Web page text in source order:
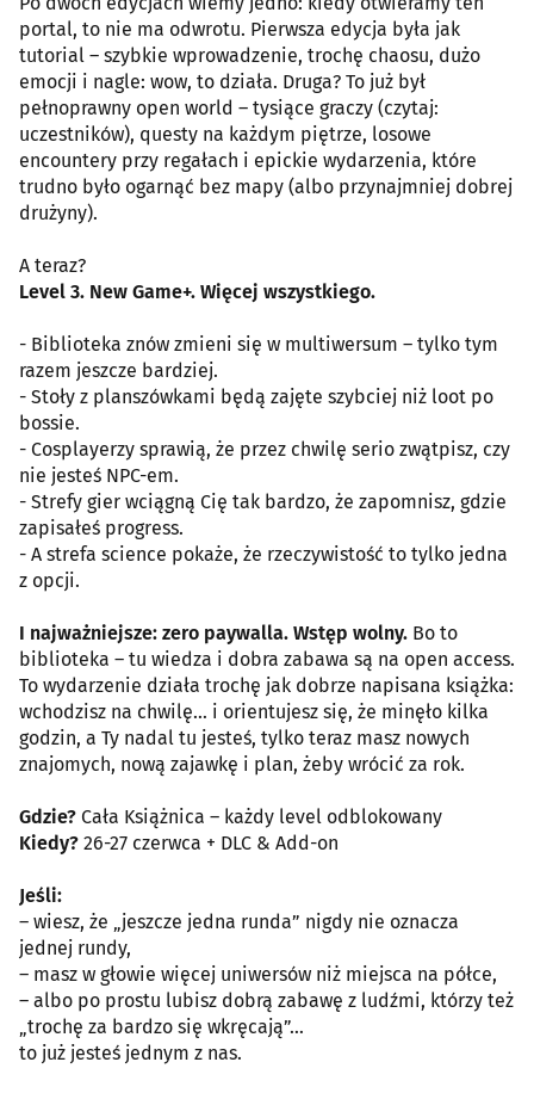
portal, to nie ma odwrotu. Pierwsza edycja była jak
tutorial – szybkie wprowadzenie, trochę chaosu, dużo
emocji i nagle: wow, to działa. Druga? To już był
pełnoprawny open world – tysiące graczy (czytaj:
uczestników), questy na każdym piętrze, losowe
encountery przy regałach i epickie wydarzenia, które
trudno było ogarnąć bez mapy (albo przynajmniej dobrej
drużyny).
A teraz?
Level 3. New Game+. Więcej wszystkiego.
- Biblioteka znów zmieni się w multiwersum – tylko tym
razem jeszcze bardziej.
- Stoły z planszówkami będą zajęte szybciej niż loot po
bossie.
- Cosplayerzy sprawią, że przez chwilę serio zwątpisz, czy
nie jesteś NPC-em.
- Strefy gier wciągną Cię tak bardzo, że zapomnisz, gdzie
zapisałeś progress.
- A strefa science pokaże, że rzeczywistość to tylko jedna
z opcji.
I najważniejsze: zero paywalla. Wstęp wolny. Bo to
biblioteka – tu wiedza i dobra zabawa są na open access.
To wydarzenie działa trochę jak dobrze napisana książka:
wchodzisz na chwilę… i orientujesz się, że minęło kilka
godzin, a Ty nadal tu jesteś, tylko teraz masz nowych
znajomych, nową zajawkę i plan, żeby wrócić za rok.
Gdzie? Cała Książnica – każdy level odblokowany
Kiedy? 26-27 czerwca + DLC & Add-on
Jeśli:
– wiesz, że „jeszcze jedna runda” nigdy nie oznacza
jednej rundy,
– masz w głowie więcej uniwersów niż miejsca na półce,
– albo po prostu lubisz dobrą zabawę z ludźmi, którzy też
„trochę za bardzo się wkręcają”…
to już jesteś jednym z nas.